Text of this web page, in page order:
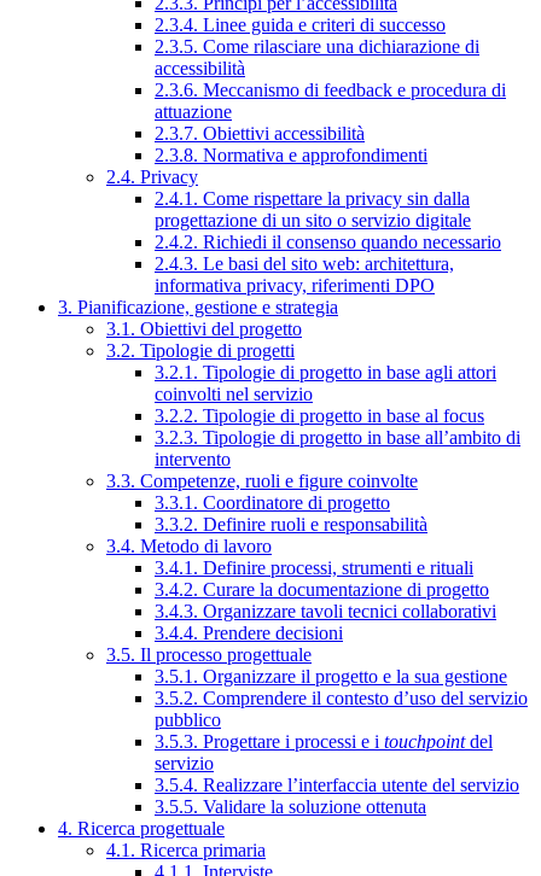
2.3.4. Linee guida e criteri di successo
2.3.5. Come rilasciare una dichiarazione di
accessibilità
2.3.6. Meccanismo di feedback e procedura di
attuazione
2.3.7. Obiettivi accessibilità
2.3.8. Normativa e approfondimenti
2.4. Privacy
2.4.1. Come rispettare la privacy sin dalla
progettazione di un sito o servizio digitale
2.4.2. Richiedi il consenso quando necessario
2.4.3. Le basi del sito web: architettura,
informativa privacy, riferimenti DPO
3. Pianificazione, gestione e strategia
3.1. Obiettivi del progetto
3.2. Tipologie di progetti
3.2.1. Tipologie di progetto in base agli attori
coinvolti nel servizio
3.2.2. Tipologie di progetto in base al focus
3.2.3. Tipologie di progetto in base all’ambito di
intervento
3.3. Competenze, ruoli e figure coinvolte
3.3.1. Coordinatore di progetto
3.3.2. Definire ruoli e responsabilità
3.4. Metodo di lavoro
3.4.1. Definire processi, strumenti e rituali
3.4.2. Curare la documentazione di progetto
3.4.3. Organizzare tavoli tecnici collaborativi
3.4.4. Prendere decisioni
3.5. Il processo progettuale
3.5.1. Organizzare il progetto e la sua gestione
3.5.2. Comprendere il contesto d’uso del servizio
pubblico
3.5.3. Progettare i processi e i touchpointdel
servizio
3.5.4. Realizzare l’interfaccia utente del servizio
3.5.5. Validare la soluzione ottenuta
4. Ricerca progettuale
4.1. Ricerca primaria
4.1.1. Interviste